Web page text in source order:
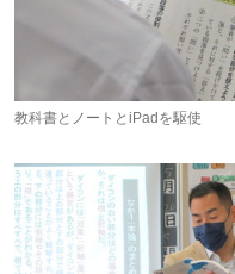
教科書とノートとiPadを駆使